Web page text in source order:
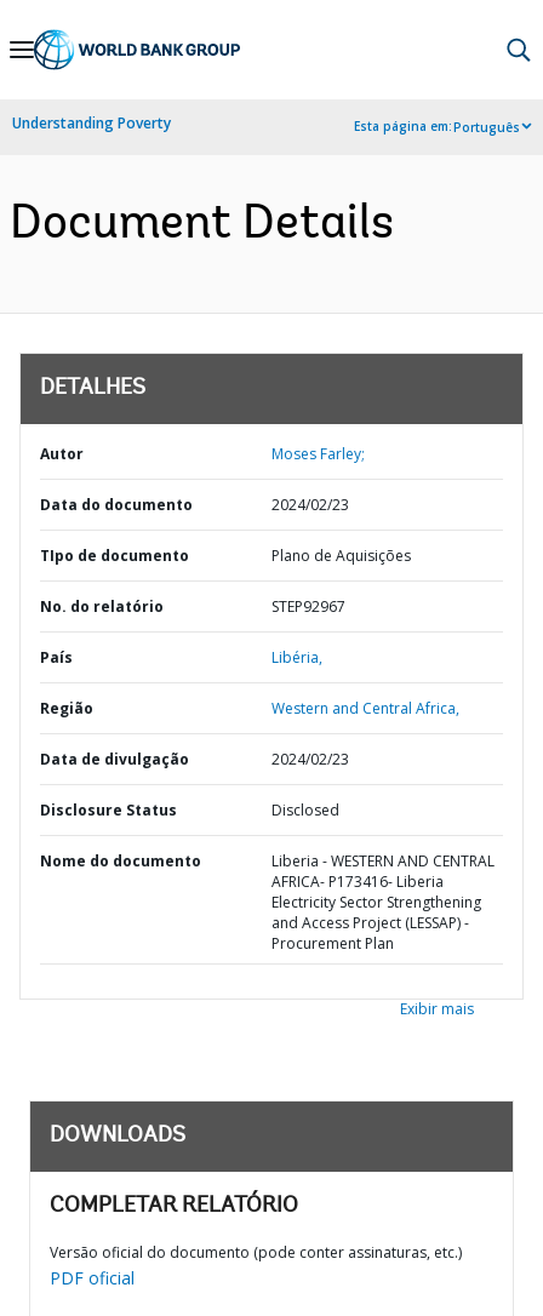
Skip
Navigation
Understanding Poverty Esta página em:Português
Document Details
DETALHES
Autor Moses Farley;
Data do documento 2024/02/23
TIpo de documento Plano de Aquisições
No. do relatório STEP92967
País Libéria,
Região Western and Central Africa,
Data de divulgação 2024/02/23
Disclosure Status Disclosed
Nome do documento
Liberia - WESTERN AND CENTRAL
AFRICA- P173416- Liberia
Electricity Sector Strengthening
and Access Project (LESSAP) -
Procurement Plan
Exibir mais
DOWNLOADS
COMPLETAR RELATÓRIO
Versão oficial do documento (pode conter assinaturas, etc.)
PDF oficial